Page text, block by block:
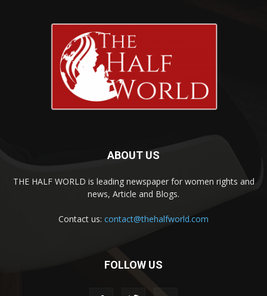
ABOUT US
THE HALF WORLD is leading newspaper for women rights and
news, Article and Blogs.
Contact us: contact@thehalfworld.com
FOLLOW US